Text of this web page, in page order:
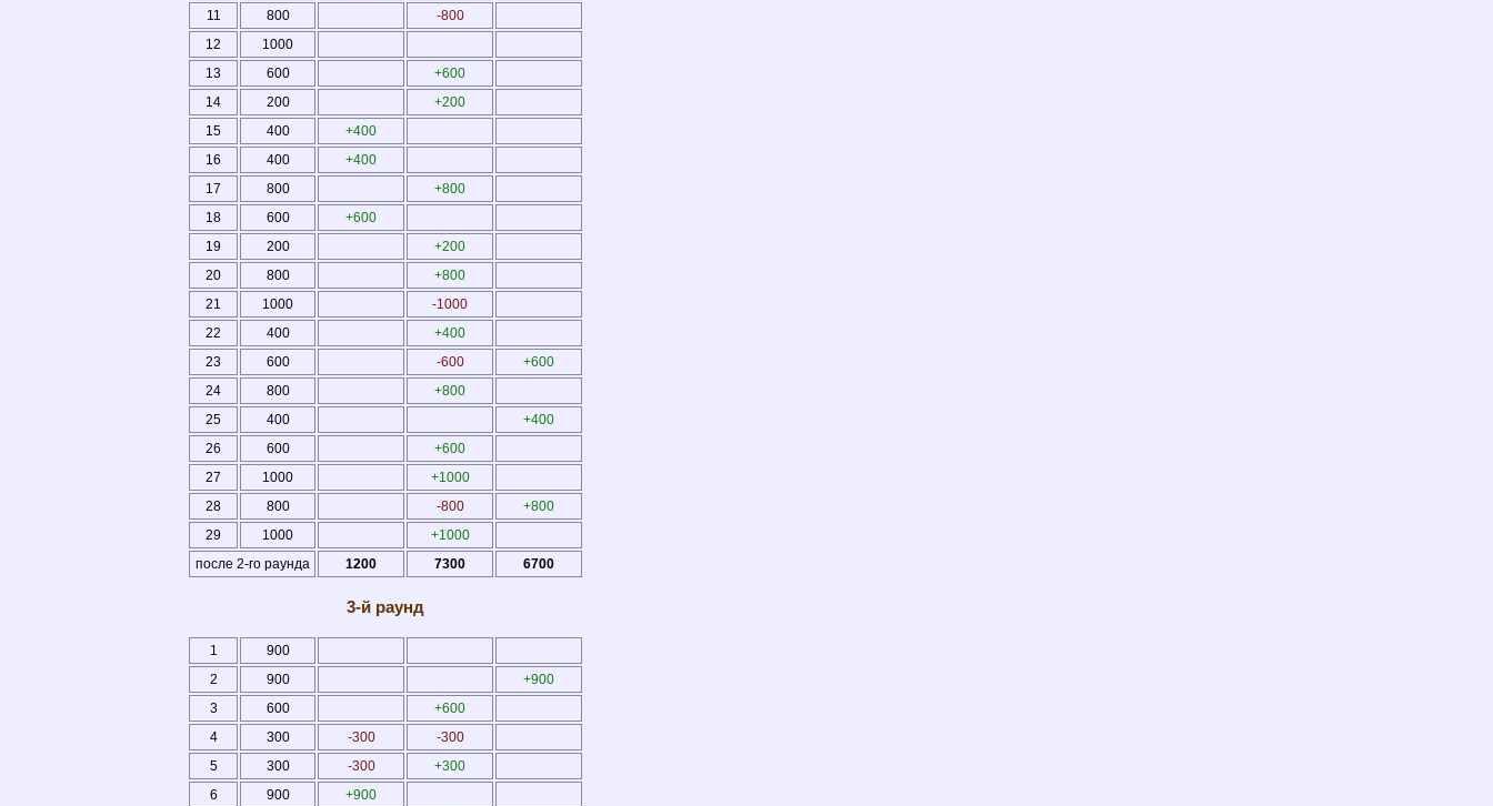
11
800
-800
12
1000
13
600
+600
14
200
+200
15
400
+400
16
400
+400
17
800
+800
18
600
+600
19
200
+200
20
800
+800
21
1000
-1000
22
400
+400
23
600 -600
+600
24
800
+800
25
400
+400
26
600
+600
27
1000
+1000
28
800 -800
+800
29
1000
+1000
после 2-го раунда
1200 7300 6700
3-й раунд
1
900
2
900
+900
3
600
+600
4
300 -300
-300
5
300 -300
+300
6
900
+900